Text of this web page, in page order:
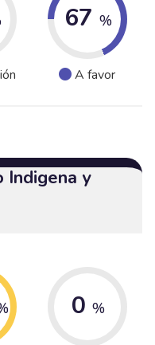
67 %
A favor
y
0 %